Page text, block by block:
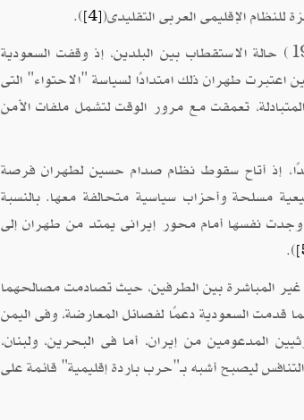
للنظام الإقليمى العربى التقليدى([4]
).
خلال ثمانينيات القرن الماضى، عززت حرب الخليج الأولى (1980- 1988) حالة الاستقطاب بين البلدين، إذ وقفت السعودية
اعتبرت طهران ذلك امتدادًا لسياسة "الاحتواء" التى
تعمقت مع مرور الوقت لتشمل ملفات الأمن
مرحلة أكثر تعقيدًا، إذ أتاح سقوط نظام صدام حسين لطهران فرصة
مسلحة وأحزاب سياسية متحالفة معها. بالنسبة
وجدت نفسها أمام محور إيرانى يمتد من طهران إلى
).
جديدًا من المواجهة غير المباشرة بين الطرفين، حيث تصادمت مصالحهما
قدمت السعودية دعمًا لفصائل المعارضة، وفى اليمن
من إيران، أما فى البحرين، ولبنان،
ليصبح أشبه بـ"حرب باردة إقليمية" قائمة على